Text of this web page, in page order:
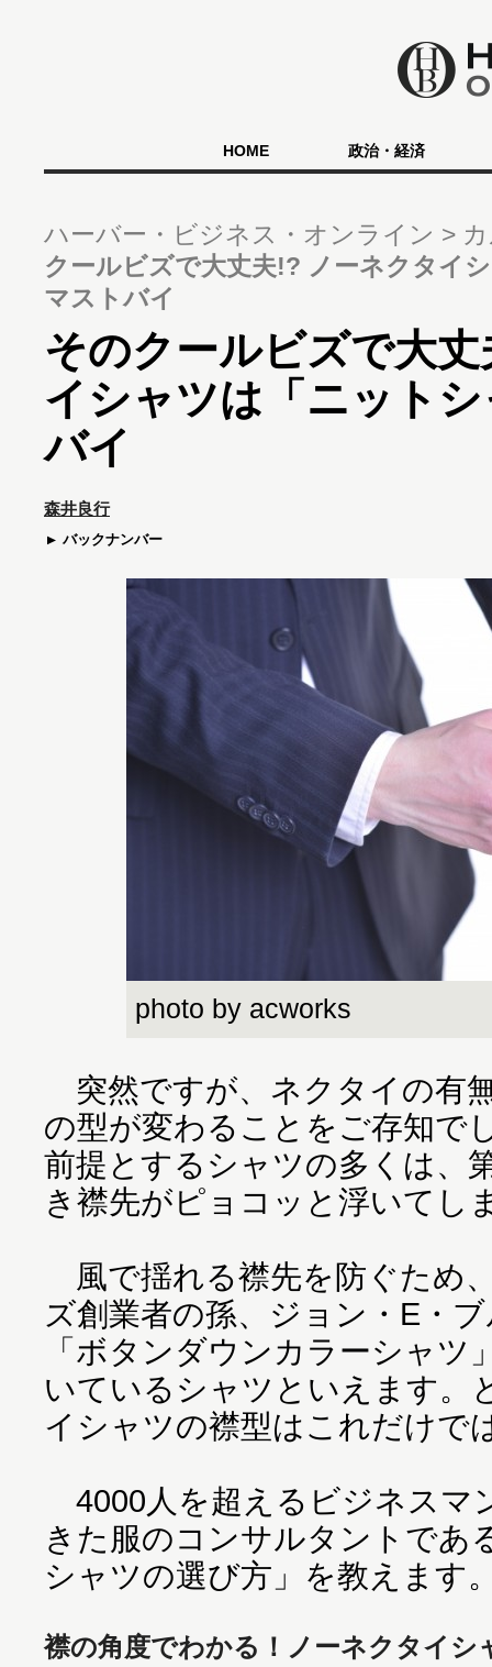
HOME 政治・経済
ハーバー・ビジネス・オンライン
クールビズで大丈夫!? ノーネクタイ
マストバイ
そのクールビズで大
イシャツは「ニット
バイ
森井良行
バックナンバー
photo by acworks
突然ですが、ネクタイの有
の型が変わることをご存知
前提とするシャツの多くは、
き襟先がピョコッと浮いてし
風で揺れる襟先を防ぐため
ズ創業者の孫、ジョン・E・
「ボタンダウンカラーシャツ
いているシャツといえます。
イシャツの襟型はこれだけで
4000人を超えるビジネスマ
きた服のコンサルタントであ
シャツの選び方」を教えます
襟の角度でわかる！ノーネクタイシ